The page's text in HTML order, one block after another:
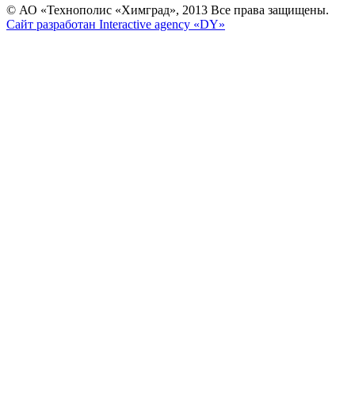
© АО «Технополис «Химград», 2013 Все права защищены.
Сайт разработан Interactive agency «DY»